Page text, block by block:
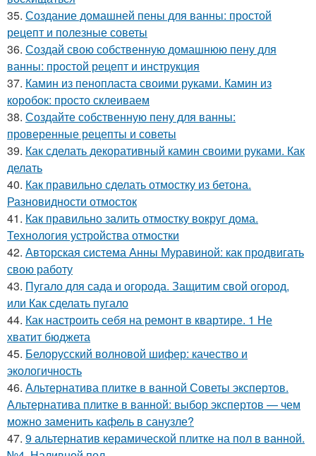
35. Создание домашней пены для ванны: простой
рецепт и полезные советы
36. Создай свою собственную домашнюю пену для
ванны: простой рецепт и инструкция
37. Камин из пенопласта своими руками. Камин из
коробок: просто склеиваем
38. Создайте собственную пену для ванны:
проверенные рецепты и советы
39. Как сделать декоративный камин своими руками. Как
делать
40. Как правильно сделать отмостку из бетона.
Разновидности отмосток
41. Как правильно залить отмостку вокруг дома.
Технология устройства отмостки
42. Авторская система Анны Муравиной: как продвигать
свою работу
43. Пугало для сада и огорода. Защитим свой огород,
или Как сделать пугало
44. Как настроить себя на ремонт в квартире. 1 Не
хватит бюджета
45. Белорусский волновой шифер: качество и
экологичность
46. Альтернатива плитке в ванной Советы экспертов.
Альтернатива плитке в ванной: выбор экспертов — чем
можно заменить кафель в санузле?
47. 9 альтернатив керамической плитке на пол в ванной.